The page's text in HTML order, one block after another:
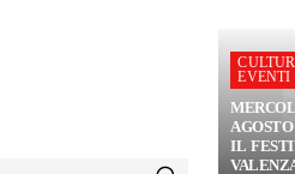
EVENTI
IL